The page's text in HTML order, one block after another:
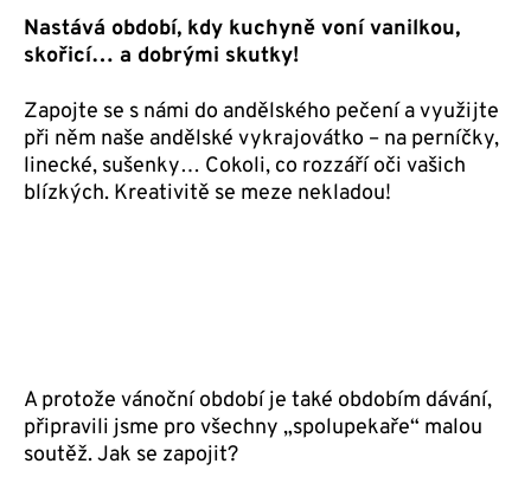
Nastává období, kdy kuchyně voní vanilkou,
skořicí… a dobrými skutky!
Zapojte se s námi do andělského pečení a využijte
při něm naše andělské vykrajovátko – na perníčky,
linecké, sušenky… Cokoli, co rozzáří oči vašich
blízkých. Kreativitě se meze nekladou!
A protože vánoční období je také obdobím dávání,
připravili jsme pro všechny „spolupekaře“ malou
soutěž. Jak se zapojit?